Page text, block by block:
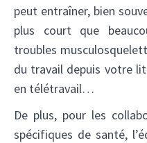
peut entraîner, bien
plus court que
troubles
du travail depuis votre
en télétravail…
De plus, pour les
spécifiques de santé,